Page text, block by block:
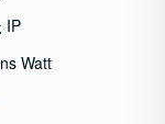
IP
Watt